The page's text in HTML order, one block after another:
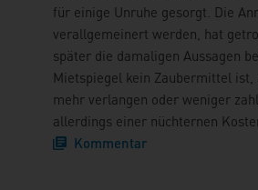
für einige Unruhe gesorgt. Die
verallgemeinert werden, hat
später die damaligen Aussagen
Mietspiegel kein Zaubermittel
mehr verlangen oder weniger
allerdings einer nüchternen
Kommentar